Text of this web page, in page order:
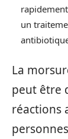
un
La
peut être
réactions